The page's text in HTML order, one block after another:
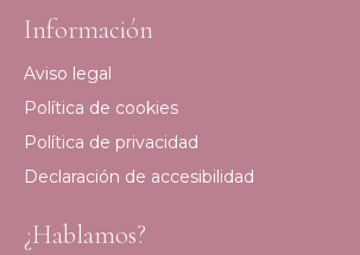
Información
Aviso legal
Política de cookies
Política de privacidad
Declaración de accesibilidad
¿Hablamos?